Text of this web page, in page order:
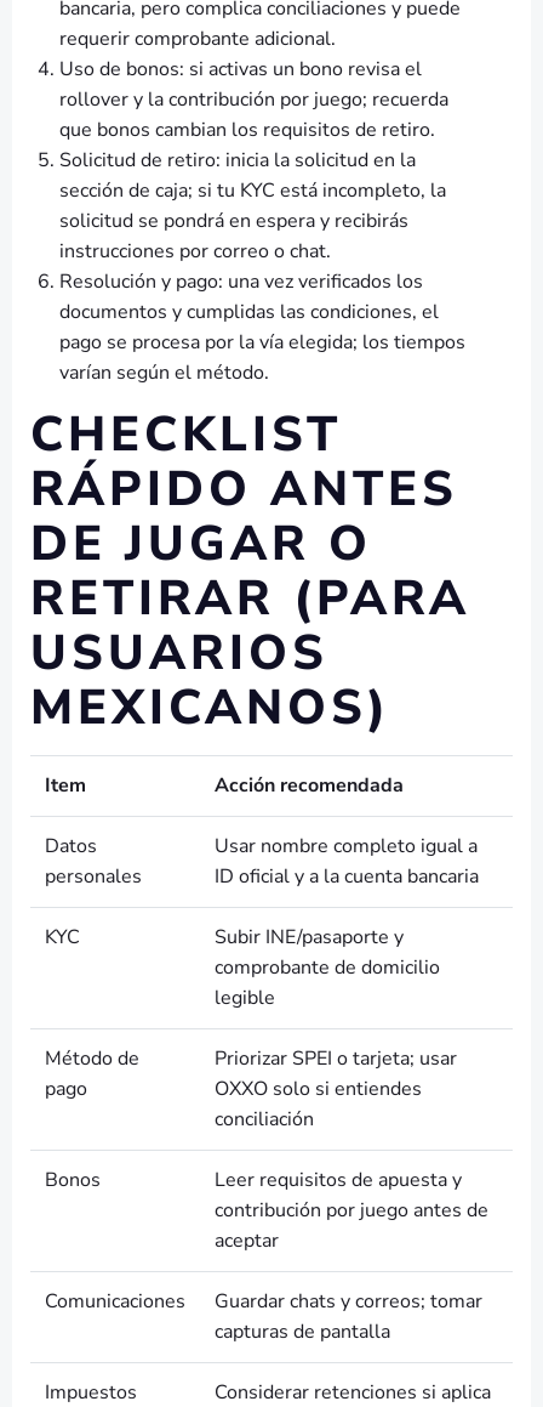
bancaria, pero complica conciliaciones y puede
requerir comprobante adicional.
Uso de bonos: si activas un bono revisa el
rollover y la contribución por juego; recuerda
que bonos cambian los requisitos de retiro.
Solicitud de retiro: inicia la solicitud en la
sección de caja; si tu KYC está incompleto, la
solicitud se pondrá en espera y recibirás
instrucciones por correo o chat.
Resolución y pago: una vez verificados los
documentos y cumplidas las condiciones, el
pago se procesa por la vía elegida; los tiempos
varían según el método.
CHECKLIST
RÁPIDO ANTES
DE JUGAR O
RETIRAR (PARA
USUARIOS
MEXICANOS)
Item Acción recomendada
Datos
personales
Usar nombre completo igual a
ID oficial y a la cuenta bancaria
KYC
Subir INE/pasaporte y
comprobante de domicilio
legible
Método de
pago
Priorizar SPEI o tarjeta; usar
OXXO solo si entiendes
conciliación
Bonos
Leer requisitos de apuesta y
contribución por juego antes de
aceptar
Comunicaciones
Guardar chats y correos; tomar
capturas de pantalla
Impuestos
Considerar retenciones si aplica